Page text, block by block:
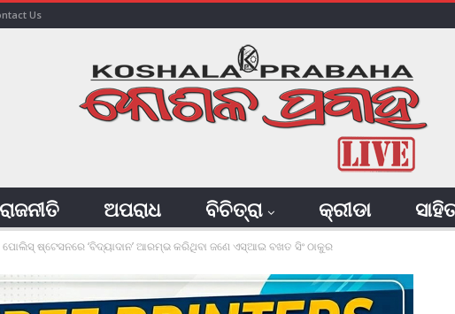
Us
ରାଜନୀତି ଅପରାଧ ବିଚିତ୍ରା କ୍ରୀଡା
ଷ୍ଟେସନରେ ‘ବିଦ୍ୟାଦାନ’ ଆରମ୍ଭ କରିଥିବା ଜଣେ ଏସ୍‌ଆଇ ବଖତ ସିଂ ଠାକୁର